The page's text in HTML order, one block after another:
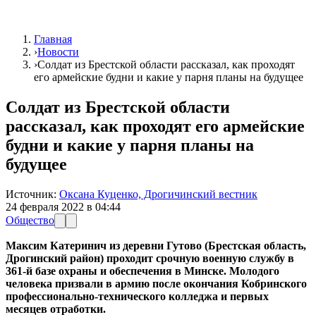
Главная
›Новости
›Солдат из Брестской области рассказал, как проходят
его армейские будни и какие у парня планы на будущее
Солдат из Брестской области
рассказал, как проходят его армейские
будни и какие у парня планы на
будущее
Источник: Оксана Куценко, Дрогичинский вестник
24 февраля 2022 в 04:44
Общество
Максим Катеринич из деревни Гутово (Брестская область,
Дрогинский район) проходит срочную военную службу в
361-й базе охраны и обеспечения в Минске. Молодого
человека призвали в армию после окончания Кобринского
профессионально-технического колледжа и первых
месяцев отработки.